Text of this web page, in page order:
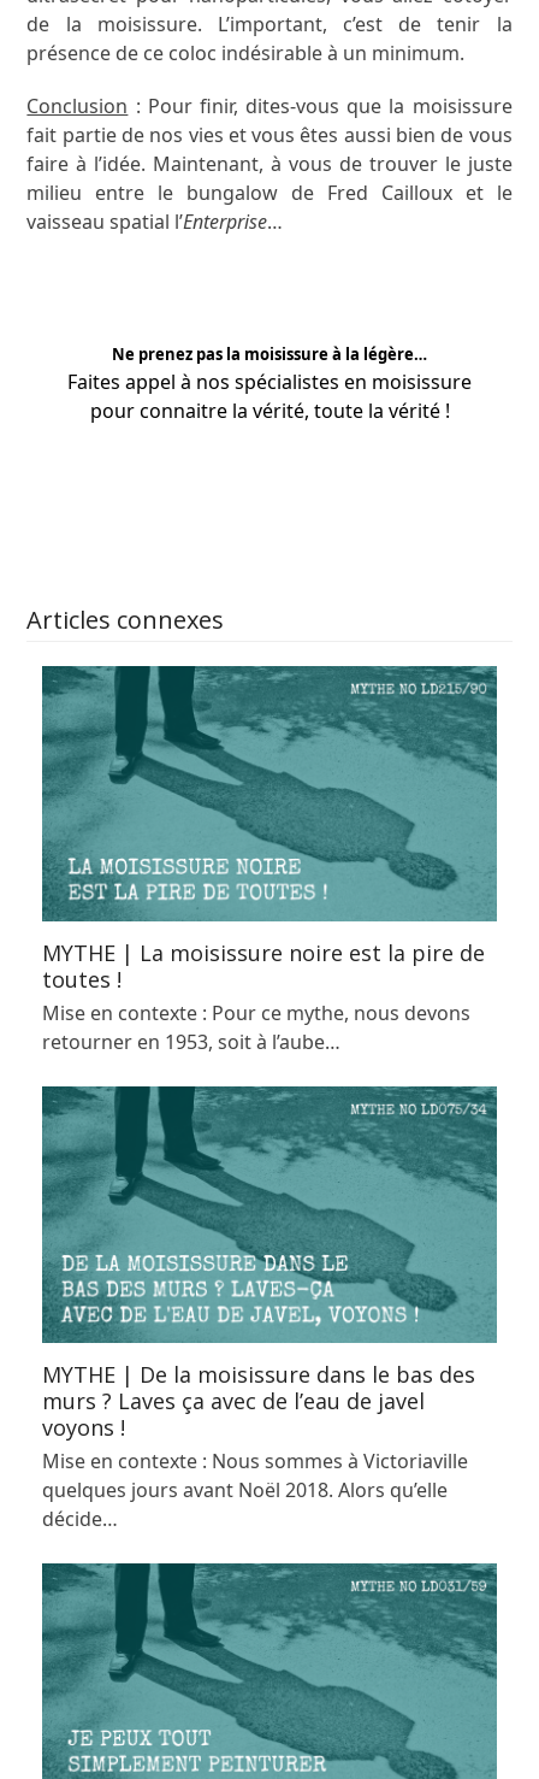
de la moisissure. L’important, c’est de tenir la
présence de ce coloc indésirable à un minimum.
Conclusion : Pour finir, dites-vous que la moisissure
fait partie de nos vies et vous êtes aussi bien de vous
faire à l’idée. Maintenant, à vous de trouver le juste
milieu entre le bungalow de Fred Cailloux et le
vaisseau spatial l’Enterprise…
Ne prenez pas la moisissure à la légère…
Faites appel à nos spécialistes en moisissure
pour connaitre la vérité, toute la vérité !
Articles connexes
MYTHE | La moisissure noire est la pire de
toutes !
Mise en contexte : Pour ce mythe, nous devons
retourner en 1953, soit à l’aube…
MYTHE | De la moisissure dans le bas des
murs ? Laves ça avec de l’eau de javel
voyons !
Mise en contexte : Nous sommes à Victoriaville
quelques jours avant Noël 2018. Alors qu’elle
décide…